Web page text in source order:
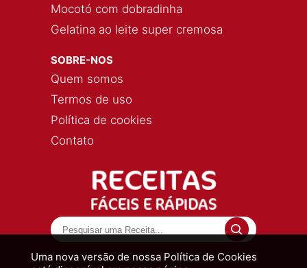
Uma nova versão de nossa Política de Cookies
Mocotó com dobradinha
Gelatina ao leite super cremosa
SOBRE-NOS
Quem somos
Termos de uso
Política de cookies
Contato